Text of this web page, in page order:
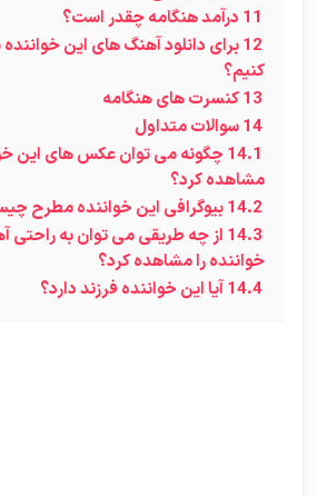
11 درآمد هنگامه چقدر است؟
12برای دانلود آهنگ های این
کنیم؟
13کنسرت های هنگامه
14سوالات متداول
14.1 چگونه می توان عکس های این
مشاهده کرد؟
14.2بیوگرافی این خواننده مطرح
14.3 از چه طریقی می توان به راحتی
خواننده را مشاهده کرد؟
14.4آیا این خواننده فرزند دارد؟